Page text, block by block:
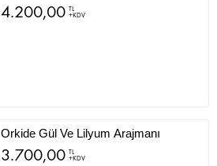
4.200,00 TL
+KDV
Orkide Gül Ve Lilyum Arajmanı
3.700,00 TL
+KDV